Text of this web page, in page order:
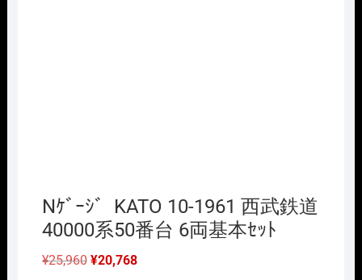
Nｹﾞｰｼﾞ KATO 10-1961 西武鉄道
40000系50番台 6両基本ｾｯﾄ
¥25,960 元
¥20,768現